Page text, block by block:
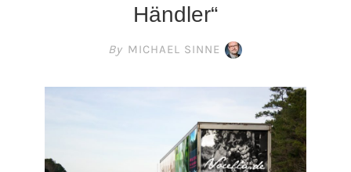
Händler“
By MICHAEL SINNE